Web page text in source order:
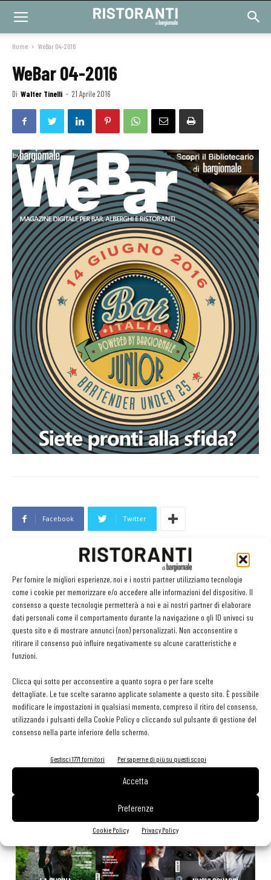
Per fornire le migliori esperienze, noi e i nostri partner utilizziamo tecnologie
come i cookie per memorizzare e/o accedere alle informazioni del dispositivo. Il
consenso a queste tecnologie permetterà a noi e ai nostri partner di elaborare
dati personali come il comportamento durante la navigazione o gli ID univoci su
questo sito e di mostrare annunci (non) personalizzati. Non acconsentire o
ritirare il consenso può influire negativamente su alcune caratteristiche e
funzioni.
Clicca qui sotto per acconsentire a quanto sopra o per fare scelte
dettagliate. Le tue scelte saranno applicate solamente a questo sito. È possibile
modificare le impostazioni in qualsiasi momento, compreso il ritiro del consenso,
utilizzando i pulsanti della Cookie Policy o cliccando sul pulsante di gestione del
consenso nella parte inferiore dello schermo.
Gestisci 1771 fornitori Per saperne di più su questi scopi
Accetta
Preferenze
Cookie Policy Privacy Policy
Home WeBar 04-2016
WeBar 04-2016
Di Walter Tinelli - 21 Aprile 2016
Facebook Twitter
GLI ARTICOLI PIÙ LETTI
Sogemi rafforza i servizi per la ristorazione: orario esteso e
tessera gratuita per i professionisti HoReCa
vacanze (o da scorprire se si è in vacanza)
31 Luglio 2026
Pos, compagni di gestione. Le ultime soluzioni delle aziende
8 Luglio 2026